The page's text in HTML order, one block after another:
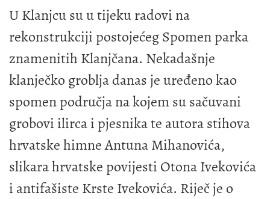
U Klanjcu su u tijeku radovi na
rekonstrukciji postojećeg Spomen parka
znamenitih Klanjčana. Nekadašnje
klanječko groblja danas je uređeno kao
spomen područja na kojem su sačuvani
grobovi ilirca i pjesnika te autora stihova
hrvatske himne Antuna Mihanovića,
slikara hrvatske povijesti Otona Ivekovića
i antifašiste Krste Ivekovića. Riječ je o